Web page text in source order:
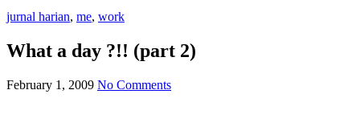
jurnal harian, me, work
What a day ?!! (part 2)
February 1, 2009 No Comments